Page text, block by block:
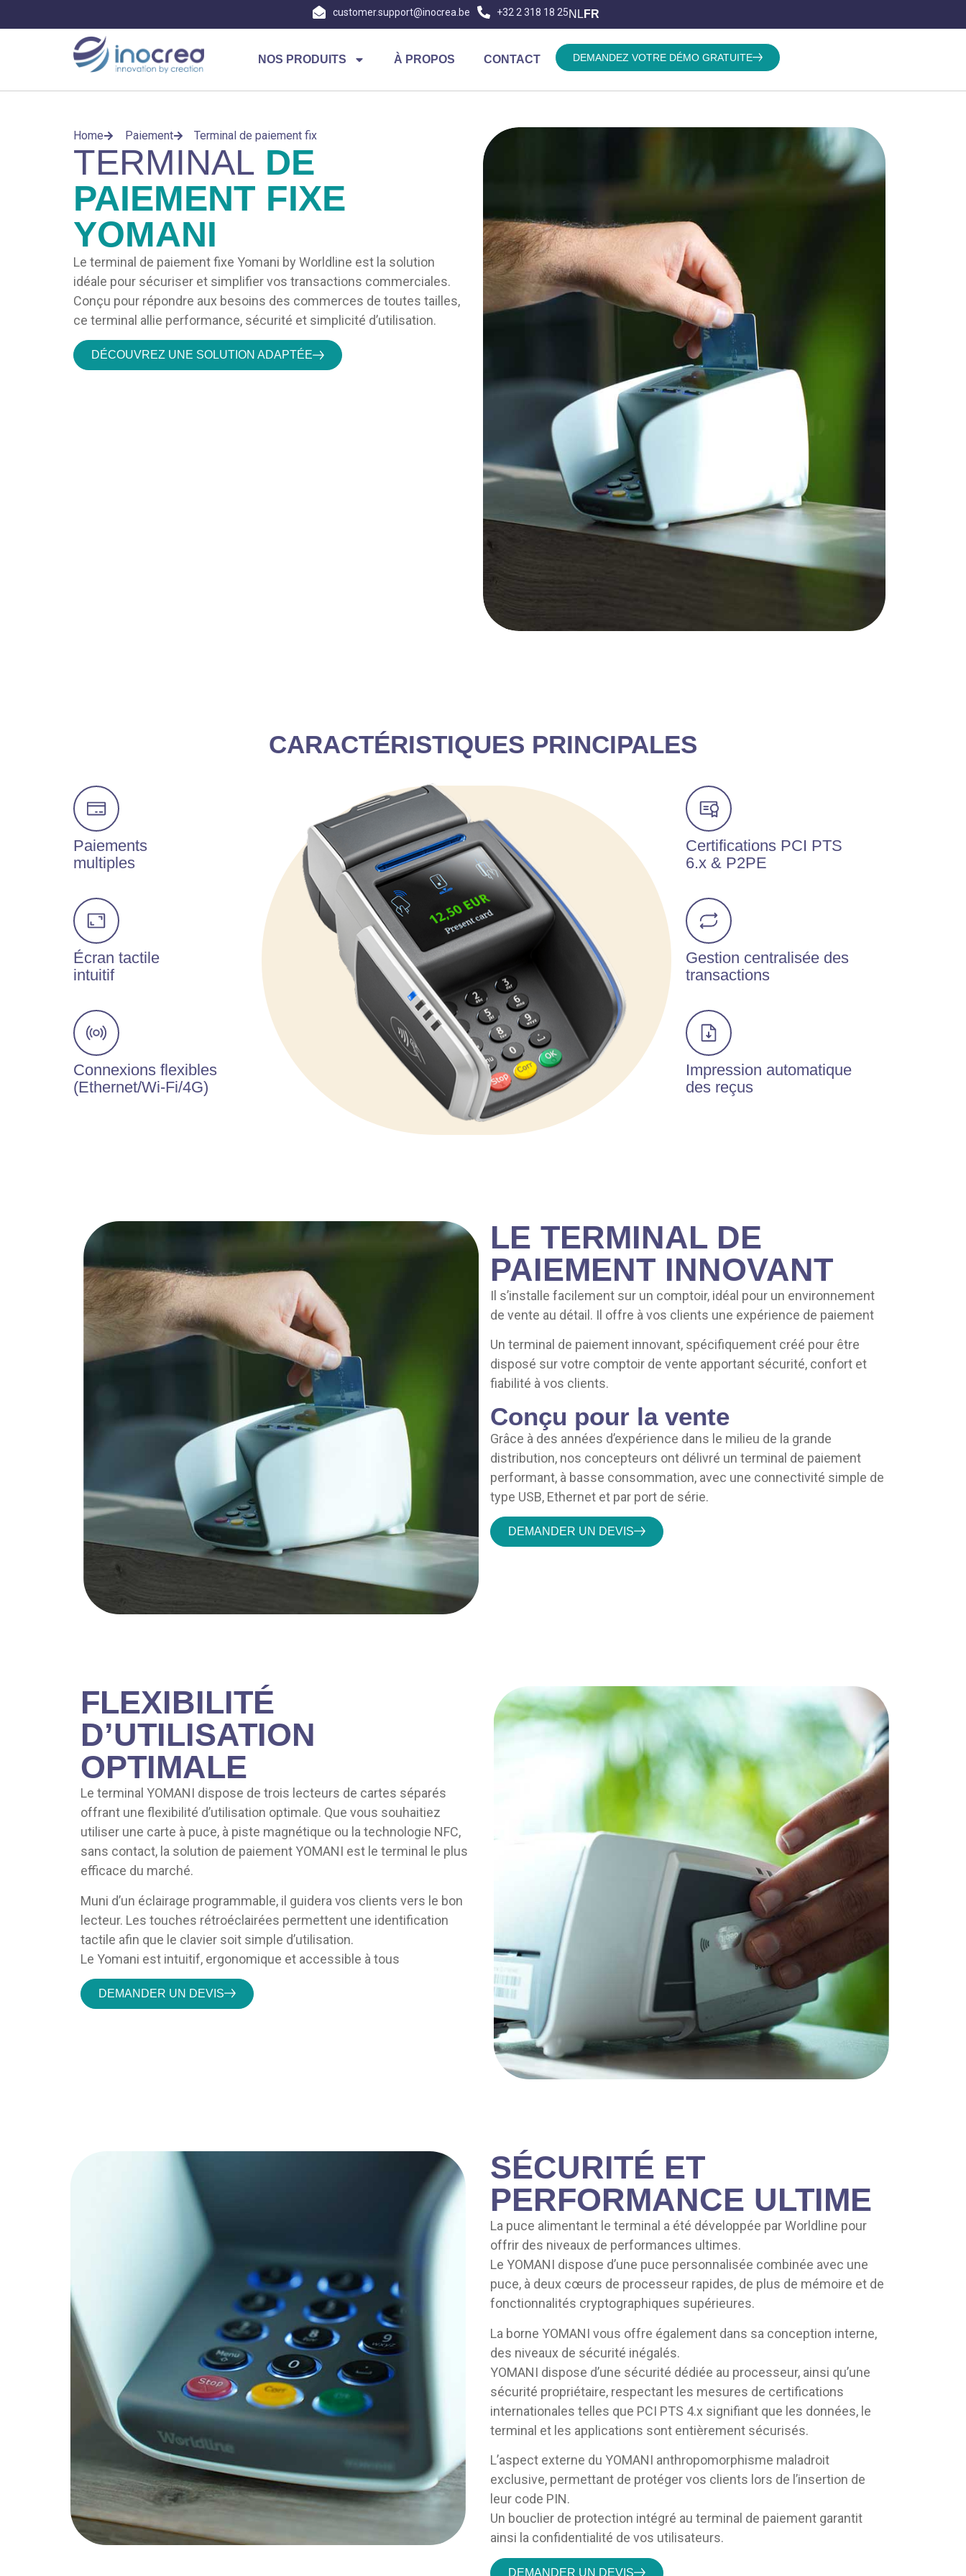
customer.support@inocrea.be +32 2 318 18 25NL FR
NOS PRODUITS À PROPOS CONTACT DEMANDEZ VOTRE DÉMO GRATUITE
Home Paiement Terminal de paiement fix
TERMINAL DE
PAIEMENT FIXE
YOMANI
Le terminal de paiement fixe Yomani by Worldline est la solution
idéale pour sécuriser et simplifier vos transactions commerciales.
Conçu pour répondre aux besoins des commerces de toutes tailles,
ce terminal allie performance, sécurité et simplicité d’utilisation.
DÉCOUVREZ UNE SOLUTION ADAPTÉE
CARACTÉRISTIQUES PRINCIPALES
Paiements
multiples
Écran tactile
intuitif
Connexions flexibles
(Ethernet/Wi-Fi/4G)
Certifications PCI PTS
6.x & P2PE
Gestion centralisée des
transactions
Impression automatique
des reçus
LE TERMINAL DE
PAIEMENT INNOVANT
Il s’installe facilement sur un comptoir, idéal pour un environnement
de vente au détail. Il offre à vos clients une expérience de paiement
Un terminal de paiement innovant, spécifiquement créé pour être
disposé sur votre comptoir de vente apportant sécurité, confort et
fiabilité à vos clients.
Conçu pour la vente
Grâce à des années d’expérience dans le milieu de la grande
distribution, nos concepteurs ont délivré un terminal de paiement
performant, à basse consommation, avec une connectivité simple de
type USB, Ethernet et par port de série.
DEMANDER UN DEVIS
FLEXIBILITÉ
D’UTILISATION
OPTIMALE
Le terminal YOMANI dispose de trois lecteurs de cartes séparés
offrant une flexibilité d’utilisation optimale. Que vous souhaitiez
utiliser une carte à puce, à piste magnétique ou la technologie NFC,
sans contact, la solution de paiement YOMANI est le terminal le plus
efficace du marché.
Muni d’un éclairage programmable, il guidera vos clients vers le bon
lecteur. Les touches rétroéclairées permettent une identification
tactile afin que le clavier soit simple d’utilisation.
Le Yomani est intuitif, ergonomique et accessible à tous
DEMANDER UN DEVIS
SÉCURITÉ ET
PERFORMANCE ULTIME
La puce alimentant le terminal a été développée par Worldline pour
offrir des niveaux de performances ultimes.
Le YOMANI dispose d’une puce personnalisée combinée avec une
puce, à deux cœurs de processeur rapides, de plus de mémoire et de
fonctionnalités cryptographiques supérieures.
La borne YOMANI vous offre également dans sa conception interne,
des niveaux de sécurité inégalés.
YOMANI dispose d’une sécurité dédiée au processeur, ainsi qu’une
sécurité propriétaire, respectant les mesures de certifications
internationales telles que PCI PTS 4.x signifiant que les données, le
terminal et les applications sont entièrement sécurisés.
L’aspect externe du YOMANI anthropomorphisme maladroit
exclusive, permettant de protéger vos clients lors de l’insertion de
leur code PIN.
Un bouclier de protection intégré au terminal de paiement garantit
ainsi la confidentialité de vos utilisateurs.
DEMANDER UN DEVIS